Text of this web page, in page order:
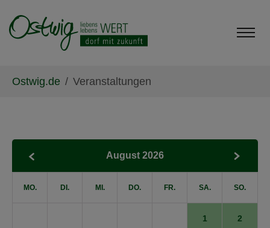
Ostwig.de Veranstaltungen
August 2026
MO. DI. MI. DO. FR. SA. SO.
1 2